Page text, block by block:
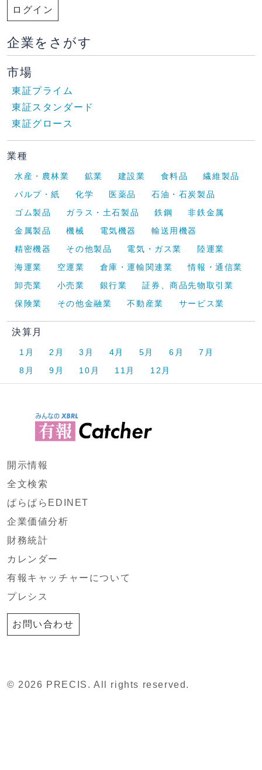
ログイン
企業をさがす
市場
東証プライム
東証スタンダード
東証グロース
業種
水産・農林業 鉱業 建設業 食料品
繊維製品
パルプ・紙
化学 医薬品
石油・石炭製品
ゴム製品
ガラス・土石製品 鉄鋼
非鉄金属
金属製品
機械 電気機器
輸送用機器
精密機器
その他製品 電気・ガス業
陸運業
海運業
空運業 倉庫・運輸関連業
情報・通信業
卸売業
小売業 銀行業
証券、商品先物取引業
保険業
その他金融業 不動産業 サービス業
決算月
1月 2月 3月 4月 5月 6月
7月
8月
9月 10月 11月 12月
開示情報
全文検索
ぱらぱらEDINET
企業価値分析
財務統計
カレンダー
有報キャッチャーについて
プレシス
お問い合わせ
© 2026 PRECIS. All rights reserved.